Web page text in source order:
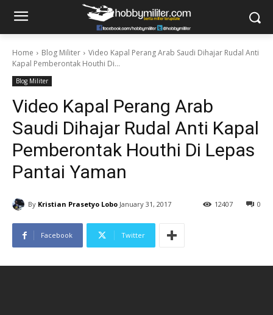
Home Blog Militer
Video Kapal Perang Arab Saudi Dihajar Rudal Anti
Kapal Pemberontak Houthi Di...
Blog Militer
Video Kapal Perang Arab
Saudi Dihajar Rudal Anti Kapal
Pemberontak Houthi Di Lepas
Pantai Yaman
By Kristian Prasetyo Lobo January 31, 2017 0
12407
Facebook Twitter